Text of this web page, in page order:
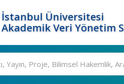
İstanbul Üniversitesi
Akademik Veri Yönetim